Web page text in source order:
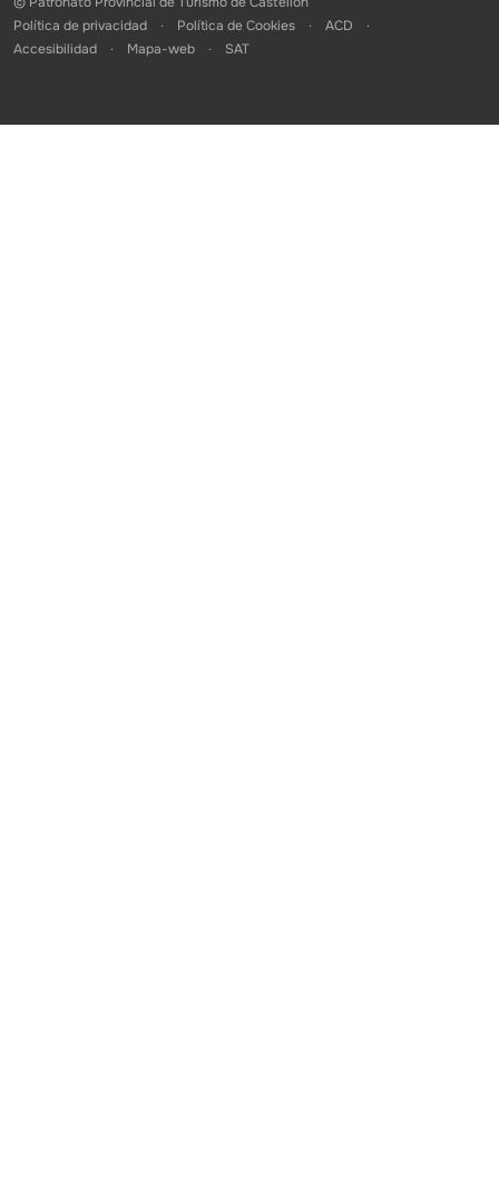
Política de privacidad
Política de Cookies
ACD
Accesibilidad
Mapa-web SAT